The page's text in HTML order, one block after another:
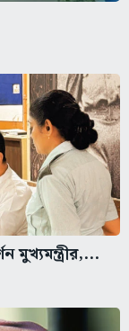
মুখ্যমন্ত্রীর,...